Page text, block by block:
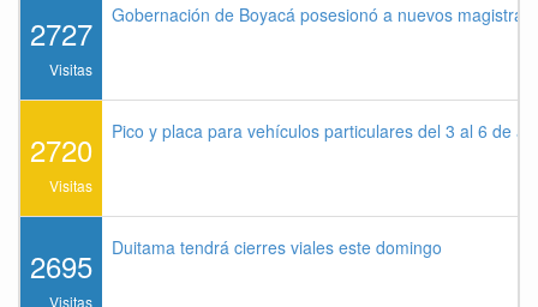
2727
Visitas
Gobernación de Boyacá posesionó a nuevos
2720
Visitas
Pico y placa para vehículos particulares del 3 al 6 de
2695
Visitas
Duitama tendrá cierres viales este domingo